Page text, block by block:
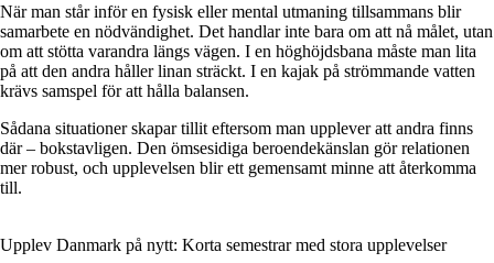
När man står inför en fysisk eller mental utmaning tillsammans blir
samarbete en nödvändighet. Det handlar inte bara om att nå målet, utan
om att stötta varandra längs vägen. I en höghöjdsbana måste man lita
på att den andra håller linan sträckt. I en kajak på strömmande vatten
krävs samspel för att hålla balansen.
Sådana situationer skapar tillit eftersom man upplever att andra finns
där – bokstavligen. Den ömsesidiga beroendekänslan gör relationen
mer robust, och upplevelsen blir ett gemensamt minne att återkomma
till.
Upplev Danmark på nytt: Korta semestrar med stora upplevelser